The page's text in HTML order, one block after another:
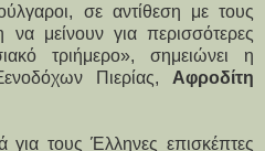
σε αντίθεση με τους
να μείνουν για περισσότερες
τριήμερο», σημειώνει η
Πιερίας, Αφροδίτη
για τους Έλληνες επισκέπτες